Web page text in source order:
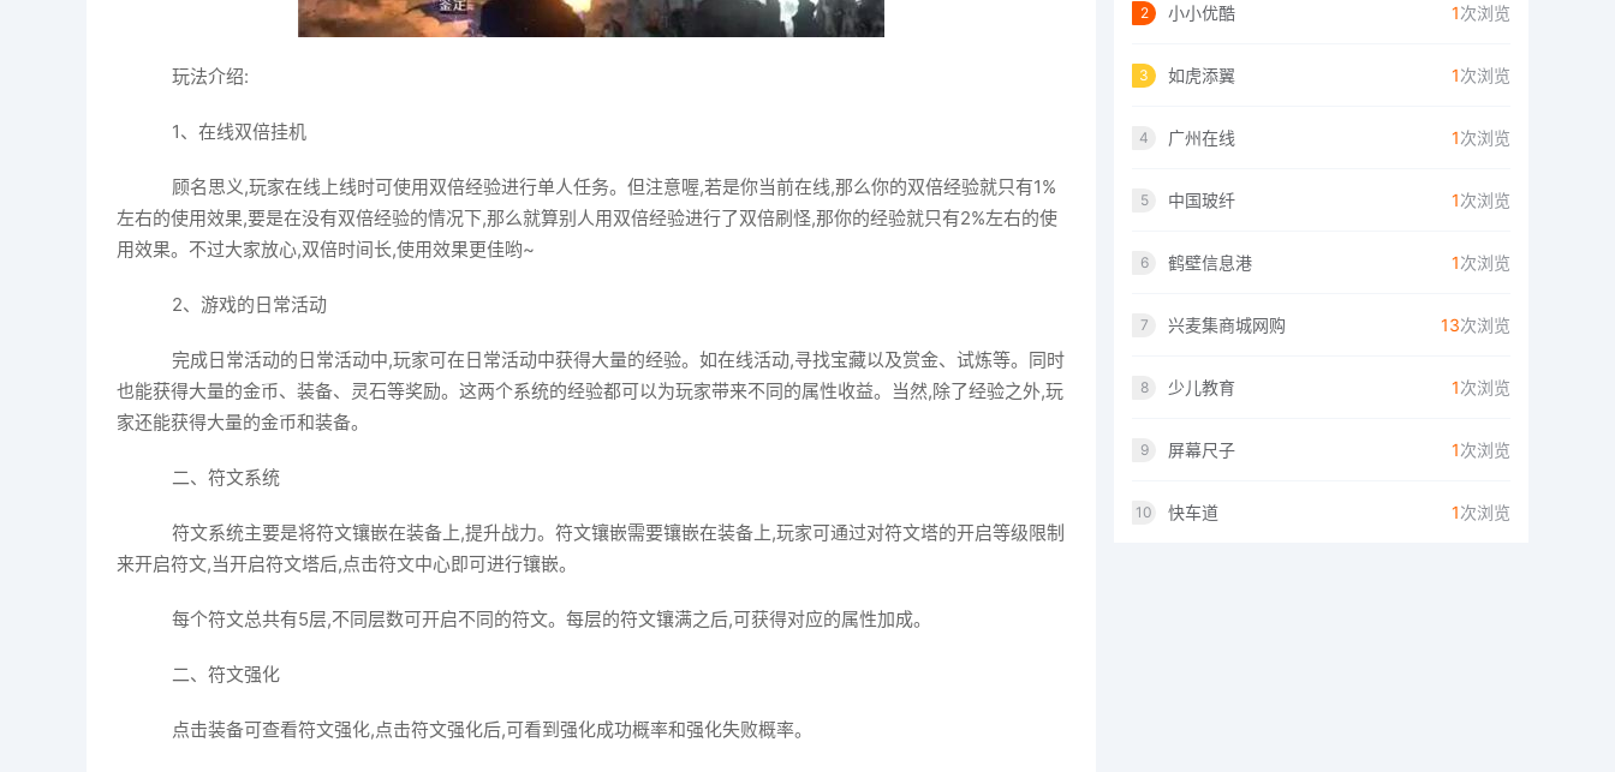
玩法介绍:
1、在线双倍挂机
顾名思义,玩家在线上线时可使用双倍经验进行单人任务。但注意喔,若是你当前在线,那么你的双倍经验就只有1%
左右的使用效果,要是在没有双倍经验的情况下,那么就算别人用双倍经验进行了双倍刷怪,那你的经验就只有2%左右的使
用效果。不过大家放心,双倍时间长,使用效果更佳哟~
2、游戏的日常活动
完成日常活动的日常活动中,玩家可在日常活动中获得大量的经验。如在线活动,寻找宝藏以及赏金、试炼等。同时
也能获得大量的金币、装备、灵石等奖励。这两个系统的经验都可以为玩家带来不同的属性收益。当然,除了经验之外,玩
家还能获得大量的金币和装备。
二、符文系统
符文系统主要是将符文镶嵌在装备上,提升战力。符文镶嵌需要镶嵌在装备上,玩家可通过对符文塔的开启等级限制
来开启符文,当开启符文塔后,点击符文中心即可进行镶嵌。
每个符文总共有5层,不同层数可开启不同的符文。每层的符文镶满之后,可获得对应的属性加成。
二、符文强化
点击装备可查看符文强化,点击符文强化后,可看到强化成功概率和强化失败概率。
2 小小优酷 1次浏览
3 如虎添翼 1次浏览
4 广州在线 1次浏览
5 中国玻纤 1次浏览
6 鹤壁信息港 1次浏览
7 兴麦集商城网购 13次浏览
8 少儿教育 1次浏览
9 屏幕尺子 1次浏览
10 快车道 1次浏览